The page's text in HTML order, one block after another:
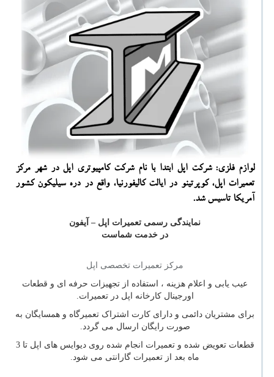
لوازم فلزی: شركت اپل ابتدا با نام شركت كامپیوتری اپل در شهر مركز
تعمیرات اپل، كوپرتینو در ایالت كالیفورنیا، واقع در دره سیلیكون كشور
آمریكا تاسیس شد.
نمایندگی رسمی تعمیرات اپل – آیفون
در خدمت شماست
مرکز تعمیرات تخصصی اپل
عیب یابی و اعلام هزینه ، استفاده از تجهیزات حرفه ای و قطعات
اورجینال کارخانه اپل در تعمیرات.
برای مشتریان دائمی و دارای کارت اشتراک تعمیرگاه و همسایگان به
صورت رایگان ارسال می گردد.
قطعات تعویض شده و تعمیرات انجام شده روی دیوایس های اپل تا 3
ماه بعد از تعمیرات گارانتی می شود.